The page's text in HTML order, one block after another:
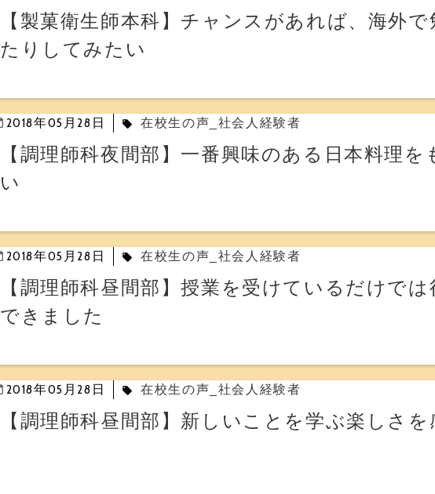
【製菓衛生師本科】チャンスがあれば、海外
たりしてみたい
2018年05月28日 local_offer 在校生の声_社会人経験者
【調理師科夜間部】一番興味のある日本料理
い
2018年05月28日 local_offer 在校生の声_社会人経験者
【調理師科昼間部】授業を受けているだけで
できました
2018年05月28日 local_offer 在校生の声_社会人経験者
【調理師科昼間部】新しいことを学ぶ楽しさ